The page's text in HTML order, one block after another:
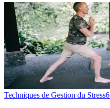
Techniques de Gestion du Stress6